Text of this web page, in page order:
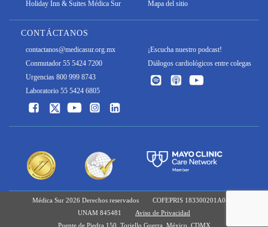
Holiday Inn & Suites Médica Sur
Mapa del sitio
CONTÁCTANOS
contactanos@medicasur.org.mx
Conmutador 55 5424 7200
Urgencias 800 999 8743
Laboratorio 55 5424 6805
¡Escucha nuestro podcast!
Diálogos cardiológicos entre colegas
Médica Sur 2026 Derechos reservados
COFEPRIS 183300201A0829
UNAM 845481
Aviso de Privacidad
Puente de Piedra 150, Toriello Guerra, México, CDMX